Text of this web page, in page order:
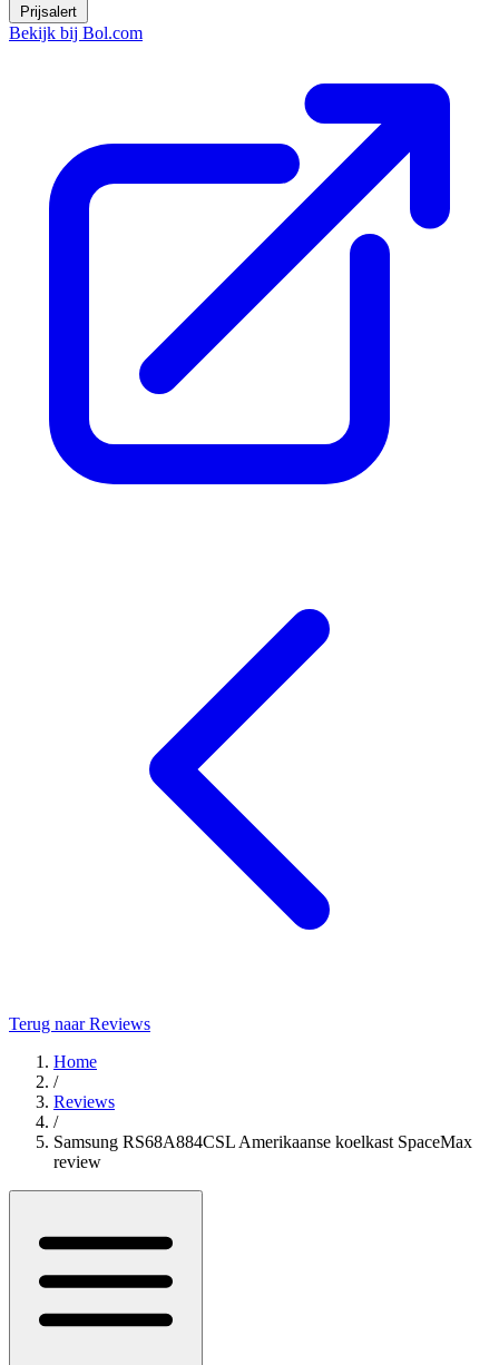
Prijsalert
Bekijk bij Bol.com
Terug naar Reviews
Home
/
Reviews
/
Samsung RS68A884CSL Amerikaanse koelkast SpaceMax
review